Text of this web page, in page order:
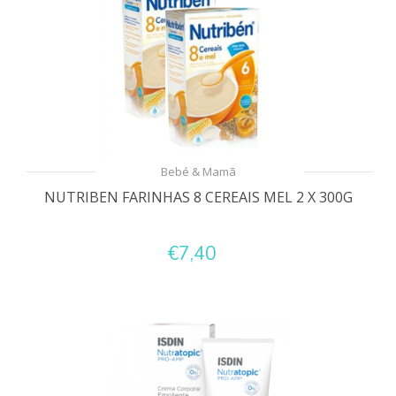
Bebé & Mamã
NUTRIBEN FARINHAS 8 CEREAIS MEL 2 X 300G
€7,40